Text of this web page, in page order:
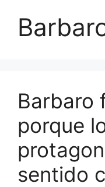
Barbaro
porque
sentido